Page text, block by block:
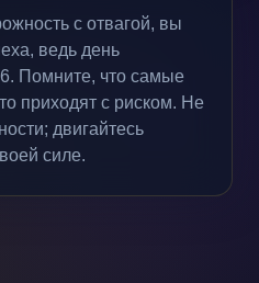
с отвагой, вы
ведь день
Помните, что самые
приходят с риском. Не
двигайтесь
силе.